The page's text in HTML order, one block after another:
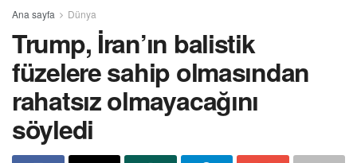
Ana sayfa Dünya
Trump, İran’ın balistik
füzelere sahip olmasından
rahatsız olmayacağını
söyledi